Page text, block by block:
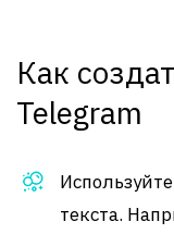
Как
Telegram
текста.